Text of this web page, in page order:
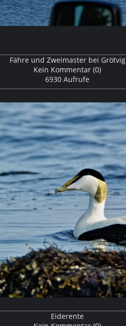
Fähre und Zweimaster bei Grötvig
Kein Kommentar (0)
6930 Aufrufe
Eiderente